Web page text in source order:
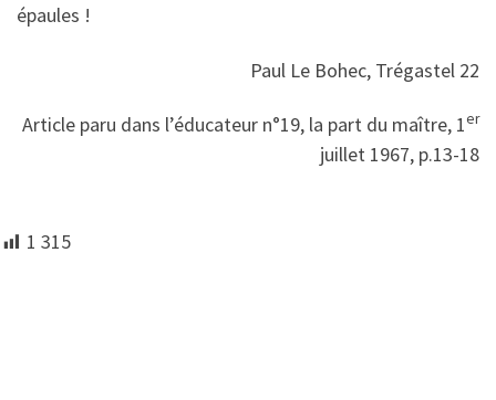
épaules !
Paul Le Bohec, Trégastel 22
Article paru dans l’éducateur n°19, la part du maître, 1er
juillet 1967, p.13-18
1 315